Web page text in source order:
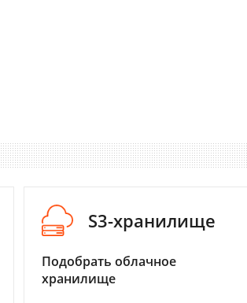
S3-хранилище
Подобрать облачное
хранилище